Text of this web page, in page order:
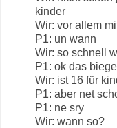
kinder
Wir: vor allem
P1: un wann
Wir: so schnell
P1: ok das
Wir: ist 16 für
P1: aber net
P1: ne sry
Wir: wann so?